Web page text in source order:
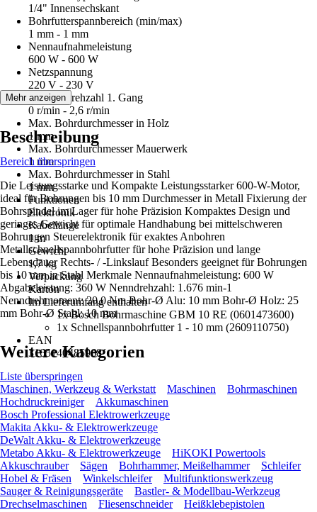
1/4" Innensechskant
Bohrfutterspannbereich (min/max)
1 mm - 1 mm
Nennaufnahmeleistung
600 W - 600 W
Netzspannung
220 V - 230 V
Leerlaufdrehzahl 1. Gang
0 r/min - 2,6 r/min
Max. Bohrdurchmesser in Holz
1 mm
Max. Bohrdurchmesser Mauerwerk
1 mm
Max. Bohrdurchmesser in Stahl
1 mm
Funktionen
Elektronik
Kabellänge
1 m
Gewicht
1,7 kg
Verpackung
Karton
Im Lieferumfang enthalten
1x Bosch Bohrmaschine GBM 10 RE (0601473600)
1x Schnellspannbohrfutter 1 - 10 mm (2609110750)
EAN
3165140485968
Mehr anzeigen
Beschreibung
Bereich überspringen
Die Leistungsstarke und Kompakte Leistungsstarker 600-W-Motor,
ideal für Bohrungen bis 10 mm Durchmesser in Metall Fixierung der
Bohrspindel im Lager für hohe Präzision Kompaktes Design und
geringes Gewicht für optimale Handhabung bei mittelschweren
Bohrungen Steuerelektronik für exaktes Anbohren
Metallschnellspannbohrfutter für hohe Präzision und lange
Lebensdauer Rechts- / -Linkslauf Besonders geeignet für Bohrungen
bis 10 mm in Stahl Merkmale Nennaufnahmeleistung: 600 W
Abgabeleistung: 360 W Nenndrehzahl: 1.676 min-1
Nenndrehmoment: 20,0 Nm Bohr-Ø Alu: 10 mm Bohr-Ø Holz: 25
mm Bohr-Ø Stahl: 10 mm
Weitere Kategorien
Liste überspringen
Maschinen, Werkzeug & Werkstatt
Maschinen
Bohrmaschinen
Hochdruckreiniger
Akkumaschinen
Bosch Professional Elektrowerkzeuge
Makita Akku- & Elektrowerkzeuge
DeWalt Akku- & Elektrowerkzeuge
Metabo Akku- & Elektrowerkzeuge
HiKOKI Powertools
Akkuschrauber
Sägen Bohrhammer, Meißelhammer
Schleifer
Hobel & Fräsen
Winkelschleifer
Multifunktionswerkzeug
Sauger & Reinigungsgeräte
Bastler- & Modellbau-Werkzeug
Drechselmaschinen
Fliesenschneider
Heißklebepistolen